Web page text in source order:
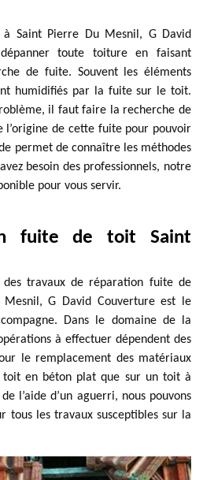
Saint Pierre Du Mesnil, G David
dépanner toute toiture en faisant
de fuite. Souvent les éléments
humidifiés par la fuite sur le toit.
il faut faire la recherche de
de cette fuite pour pouvoir
permet de connaître les méthodes
besoin des professionnels, notre
pour vous servir.
fuite de toit Saint
travaux de réparation fuite de
G David Couverture est le
Dans le domaine de la
à effectuer dépendent des
le remplacement des matériaux
toit en béton plat que sur un toit à
l’aide d’un aguerri, nous pouvons
tous les travaux susceptibles sur la